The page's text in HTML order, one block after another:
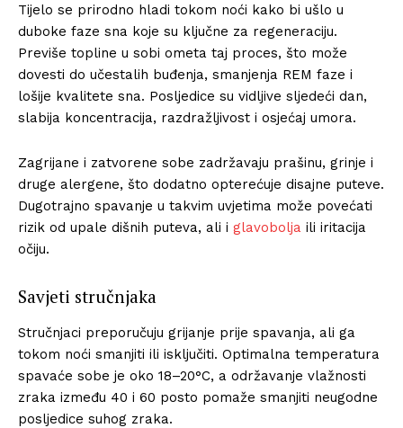
Tijelo se prirodno hladi tokom noći kako bi ušlo u
duboke faze sna koje su ključne za regeneraciju.
Previše topline u sobi ometa taj proces, što može
dovesti do učestalih buđenja, smanjenja REM faze i
lošije kvalitete sna. Posljedice su vidljive sljedeći dan,
slabija koncentracija, razdražljivost i osjećaj umora.
Zagrijane i zatvorene sobe zadržavaju prašinu, grinje i
druge alergene, što dodatno opterećuje disajne puteve.
Dugotrajno spavanje u takvim uvjetima može povećati
rizik od upale dišnih puteva, ali i glavobolja ili iritacija
očiju.
Savjeti stručnjaka
Stručnjaci preporučuju grijanje prije spavanja, ali ga
tokom noći smanjiti ili isključiti. Optimalna temperatura
spavaće sobe je oko 18–20°C, a održavanje vlažnosti
zraka između 40 i 60 posto pomaže smanjiti neugodne
posljedice suhog zraka.